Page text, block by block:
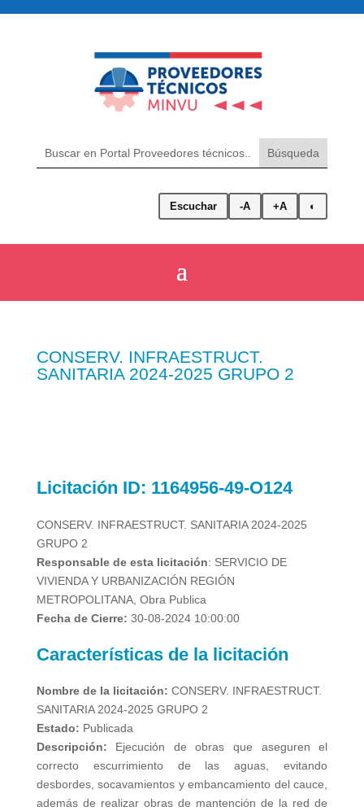
Escuchar -A +A ◐
CONSERV. INFRAESTRUCT.
SANITARIA 2024-2025 GRUPO 2
Licitación ID: 1164956-49-O124
CONSERV. INFRAESTRUCT. SANITARIA 2024-2025
GRUPO 2
Responsable de esta licitación: SERVICIO DE
VIVIENDA Y URBANIZACIÓN REGIÓN
METROPOLITANA, Obra Publica
Fecha de Cierre: 30-08-2024 10:00:00
Características de la licitación
Nombre de la licitación: CONSERV. INFRAESTRUCT.
SANITARIA 2024-2025 GRUPO 2
Estado: Publicada
Descripción: Ejecución de obras que aseguren el
correcto escurrimiento de las aguas, evitando
desbordes, socavamientos y embancamiento del cauce,
además de realizar obras de mantención de la red de